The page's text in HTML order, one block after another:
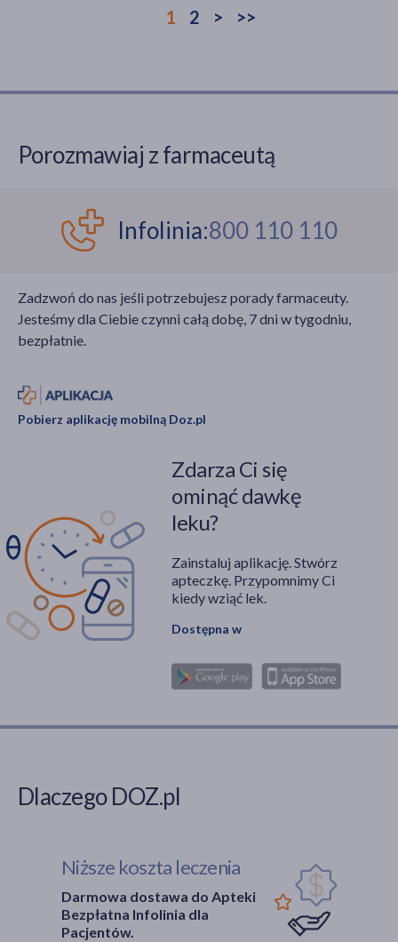
1 2 > >>
Porozmawiaj z farmaceutą
Infolinia:800 110 110
Zadzwoń do nas jeśli potrzebujesz porady farmaceuty.
Jesteśmy dla Ciebie czynni całą dobę, 7 dni w tygodniu,
bezpłatnie.
Pobierz aplikację mobilną Doz.pl
Zdarza Ci się
ominąć dawkę
leku?
Zainstaluj aplikację. Stwórz
apteczkę. Przypomnimy Ci
kiedy wziąć lek.
Dostępna w
Dlaczego DOZ.pl
Niższe koszta leczenia
Darmowa dostawa do Apteki
Bezpłatna Infolinia dla
Pacjentów.